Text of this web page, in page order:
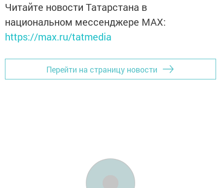
Читайте новости Татарстана в
национальном мессенджере MАХ:
https://max.ru/tatmedia
Перейти на страницу новости